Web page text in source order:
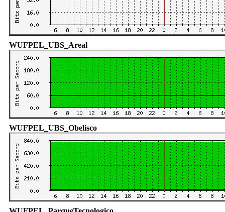
WUFPEL_UBS_Areal
WUFPEL_UBS_Obelisco